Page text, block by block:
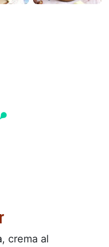
, crema al